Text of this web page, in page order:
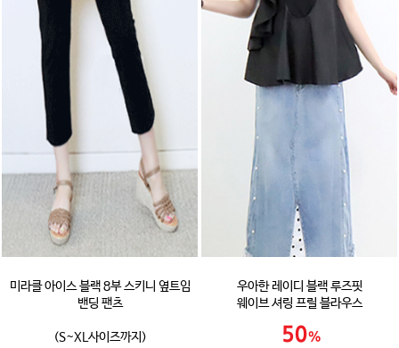
미라클 아이스 블랙 8부 스키니 옆트임
밴딩 팬츠
(S~XL사이즈까지)
우아한 레이디 블랙 루즈핏
웨이브 셔링 프릴 블라우스